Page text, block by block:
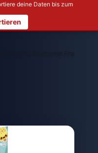
deine Daten bis zum
41910 Eiscreme